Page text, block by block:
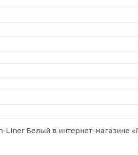
Liner Белый в интернет-